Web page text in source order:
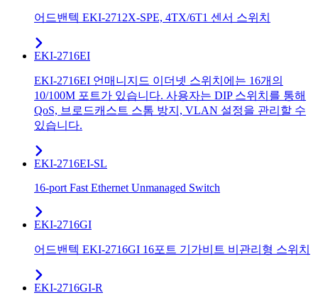
어드밴텍 EKI-2712X-SPE, 4TX/6T1 센서 스위치
EKI-2716EI
EKI-2716EI 언매니지드 이더넷 스위치에는 16개의
10/100M 포트가 있습니다. 사용자는 DIP 스위치를 통해
QoS, 브로드캐스트 스톰 방지, VLAN 설정을 관리할 수
있습니다.
EKI-2716EI-SL
16-port Fast Ethernet Unmanaged Switch
EKI-2716GI
어드밴텍 EKI-2716GI 16포트 기가비트 비관리형 스위치
EKI-2716GI-R